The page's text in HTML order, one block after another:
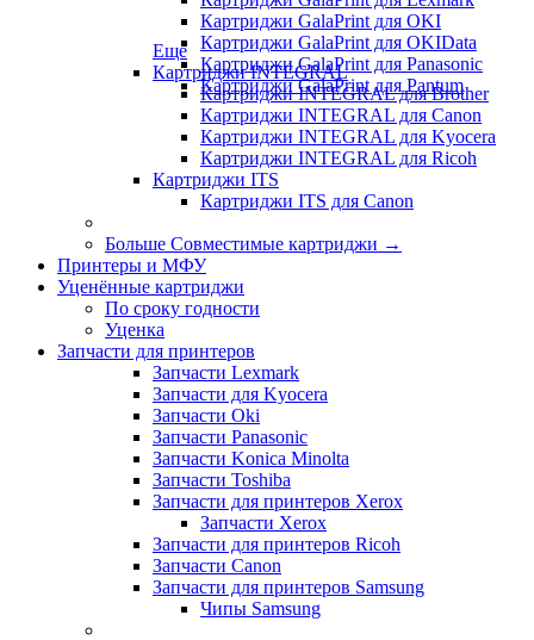
Картриджи GalaPrint для OKI
Картриджи GalaPrint для OKIData
Картриджи GalaPrint для Panasonic
Картриджи GalaPrint для Pantum
Еще
Картриджи INTEGRAL
Картриджи INTEGRAL для Brother
Картриджи INTEGRAL для Canon
Картриджи INTEGRAL для Kyocera
Картриджи INTEGRAL для Ricoh
Картриджи ITS
Картриджи ITS для Canon
Больше Совместимые картриджи →
Принтеры и МФУ
Уценённые картриджи
По сроку годности
Уценка
Запчасти для принтеров
Запчасти Lexmark
Запчасти для Kyocera
Запчасти Oki
Запчасти Panasonic
Запчасти Koniсa Minolta
Запчасти Toshiba
Запчасти для принтеров Xerox
Запчасти Xerox
Запчасти для принтеров Ricoh
Запчасти Canon
Запчасти для принтеров Samsung
Чипы Samsung